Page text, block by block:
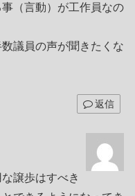
（言動）が工作員なの
議員の声が聞きたくな
返信
譲歩はすべき